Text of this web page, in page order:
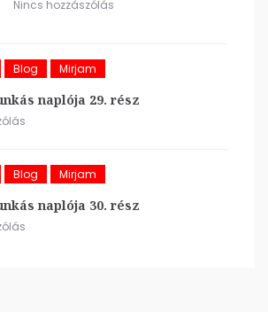
Nincs hozzászólás
Blog Mirjam
naplója 29. rész
Blog Mirjam
naplója 30. rész